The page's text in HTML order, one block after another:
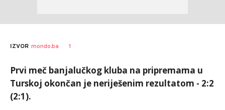
IZVOR mondo.ba 1
Prvi meč banjalučkog kluba na pripremama u
Turskoj okončan je neriješenim rezultatom - 2:2
(2:1).